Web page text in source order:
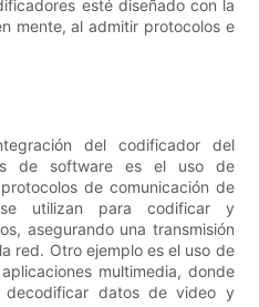
esté diseñado con la
mente, al admitir protocolos e
del codificador del
de software es el uso de
de comunicación de
utilizan para codificar y
asegurando una transmisión
red. Otro ejemplo es el uso de
multimedia, donde
datos de video y